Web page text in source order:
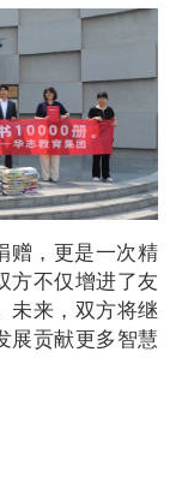
赠，更是一次精
方不仅增进了友
未来，双方将继
展贡献更多智慧